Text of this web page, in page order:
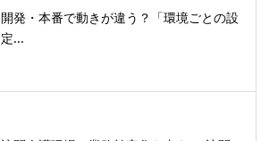
開発・本番で動きが違う？「環境ごとの設
定...